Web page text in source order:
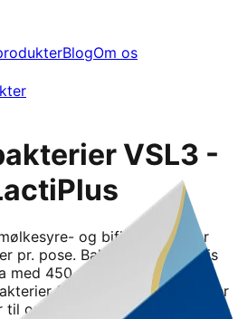
BlogOm os
VSL3 -
og bifidusbakterier
pr. pose. Balanceret, højdosis
450 milliarder levende
fra 8 forskellige stammer
opretho